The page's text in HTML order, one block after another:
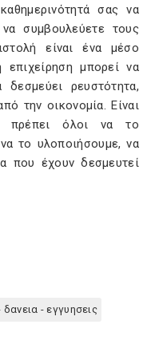
σας να
να συμβουλεύετε τους
είναι ένα μέσο
μπορεί να
ρευστότητα,
την οικονομία. Είναι
πρέπει όλοι να το
το υλοποιήσουμε, να
που έχουν δεσμευτεί
- εγγυησεις